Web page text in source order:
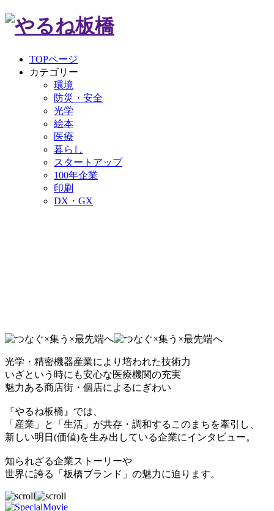
TOPページ
カテゴリー
環境
防災・安全
光学
絵本
医療
暮らし
スタートアップ
100年企業
印刷
DX・GX
光学・精密機器産業により培われた技術力
いざという時にも安心な医療機関の充実
魅力ある商店街・個店によるにぎわい
『やるね板橋』では、
「産業」と「生活」が共存・調和するこのまちを牽引し、
新しい明日(価値)を生み出している企業にインタビュー。
知られざる企業ストーリーや
世界に誇る「板橋ブランド」の魅力に迫ります。